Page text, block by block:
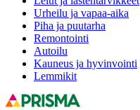
Urheilu ja vapaa-aika
Piha ja puutarha
Remontointi
Autoilu
Kauneus ja hyvinvointi
Lemmikit